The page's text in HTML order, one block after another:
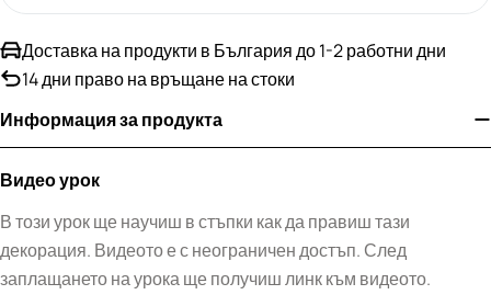
Доставка на продукти в България до 1-2 работни дни
14 дни право на връщане на стоки
Информация за продукта
Видео урок
В този урок ще научиш в стъпки как да правиш тази
декорация. Видеото е с неограничен достъп. След
заплащането на урока ще получиш линк към видеото.